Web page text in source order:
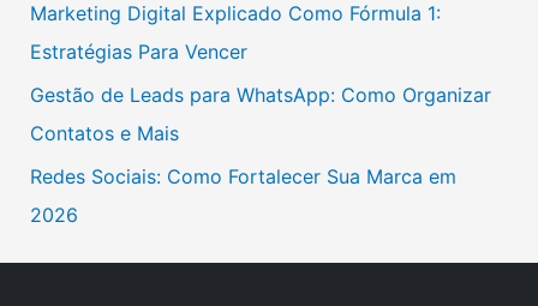
p
o
r
:
Marketing Digital Explicado Como Fórmula 1:
Estratégias Para Vencer
Gestão de Leads para WhatsApp: Como Organizar
Contatos e Mais
Redes Sociais: Como Fortalecer Sua Marca em
2026